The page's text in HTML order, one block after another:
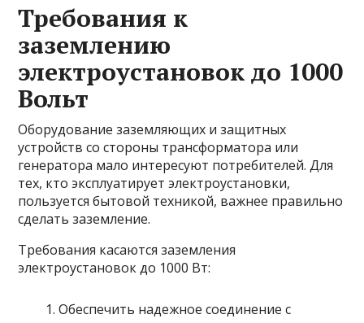
Требования к
заземлению
электроустановок до 1000
Вольт
Оборудование заземляющих и защитных
устройств со стороны трансформатора или
генератора мало интересуют потребителей. Для
тех, кто эксплуатирует электроустановки,
пользуется бытовой техникой, важнее правильно
сделать заземление.
Требования касаются заземления
электроустановок до 1000 Вт:
Обеспечить надежное соединение с